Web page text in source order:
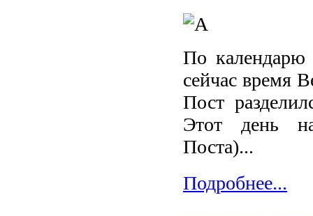
По календарю
сейчас время
Пост
Этот день
Поста)...
Подробнее...